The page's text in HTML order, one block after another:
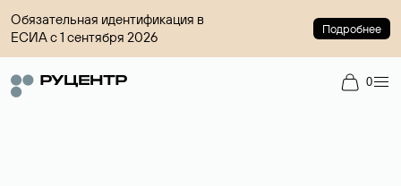
Обязательная идентификация в
ЕСИА с 1 сентября 2026
Подробнее
0